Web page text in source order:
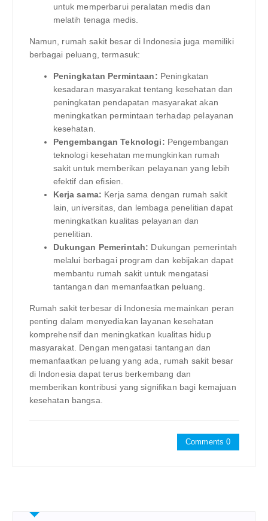
untuk memperbarui peralatan medis dan
melatih tenaga medis.
Namun, rumah sakit besar di Indonesia juga memiliki
berbagai peluang, termasuk:
Peningkatan Permintaan: Peningkatan
kesadaran masyarakat tentang kesehatan dan
peningkatan pendapatan masyarakat akan
meningkatkan permintaan terhadap pelayanan
kesehatan.
Pengembangan Teknologi: Pengembangan
teknologi kesehatan memungkinkan rumah
sakit untuk memberikan pelayanan yang lebih
efektif dan efisien.
Kerja sama: Kerja sama dengan rumah sakit
lain, universitas, dan lembaga penelitian dapat
meningkatkan kualitas pelayanan dan
penelitian.
Dukungan Pemerintah: Dukungan pemerintah
melalui berbagai program dan kebijakan dapat
membantu rumah sakit untuk mengatasi
tantangan dan memanfaatkan peluang.
Rumah sakit terbesar di Indonesia memainkan peran
penting dalam menyediakan layanan kesehatan
komprehensif dan meningkatkan kualitas hidup
masyarakat. Dengan mengatasi tantangan dan
memanfaatkan peluang yang ada, rumah sakit besar
di Indonesia dapat terus berkembang dan
memberikan kontribusi yang signifikan bagi kemajuan
kesehatan bangsa.
Comments 0